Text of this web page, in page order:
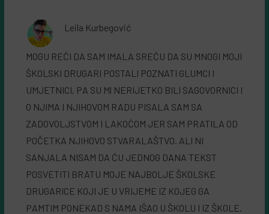
Leila Kurbegović
MOGU REĆI DA SAM IMALA SREĆU DA SU MNOGI MOJI
ŠKOLSKI DRUGARI POSTALI POZNATI GLUMCI I
UMJETNICI, PA SU Ml NERIJETKO BILI SAGOVORNICI I
O NJIMA I NJIHOVOM RADU PISALA SAM SA
ZADOVOLJSTVOM I LAKOĆOM JER SAM PRATILA OD
POČETKA NJIHOVO STVARALAŠTVO. ALI NI
SANJALA NISAM DA ĆU JEDNOG DANA TEKST
POSVETITI BRATU MOJE NAJBOLJE ŠKOLSKE
DRUGARICE KOJI JE U VRIJEME IZ KOJEG GA
PAMTIM PONEKAD S NAMA IŠAO U ŠKOLU I IZ ŠKOLE.